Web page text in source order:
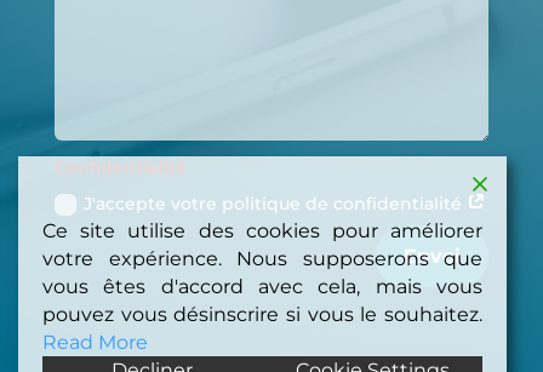
Confidentialité
J'accepte votre politique de confidentialité
Envoi
Ce site utilise des cookies pour améliorer
votre expérience. Nous supposerons que
vous êtes d'accord avec cela, mais vous
pouvez vous désinscrire si vous le souhaitez.
Read More